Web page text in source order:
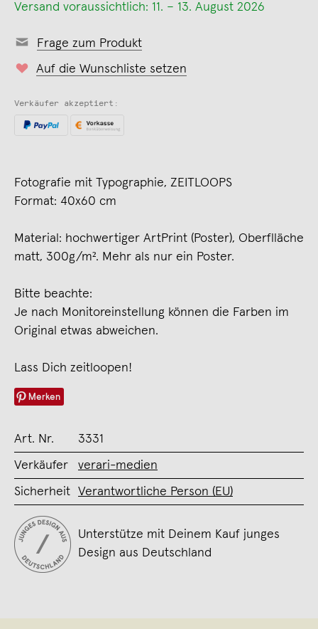
Versand voraussichtlich: 11. – 13. August 2026
Frage zum Produkt
Auf die Wunschliste setzen
Verkäufer akzeptiert:
Fotografie mit Typographie, ZEITLOOPS
Format: 40x60 cm
Material: hochwertiger ArtPrint (Poster), Oberflläche
matt, 300g/m². Mehr als nur ein Poster.
Bitte beachte:
Je nach Monitoreinstellung können die Farben im
Original etwas abweichen.
Lass Dich zeitloopen!
Merken
Art. Nr. 3331
Verkäufer verari-medien
Sicherheit Verantwortliche Person (EU)
Unterstütze mit Deinem Kauf junges
Design aus Deutschland